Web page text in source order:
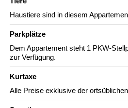
Haustiere sind in diesem
Parkplätze
Dem Appartement steht 1 PKW-
zur Verfügung.
Kurtaxe
Alle Preise exklusive der